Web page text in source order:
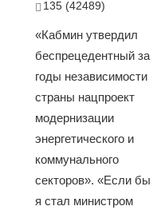
135 (42489)
«Кабмин утвердил
беспрецедентный за
годы независимости
страны нацпроект
модернизации
энергетического и
коммунального
секторов». «Если бы
я стал министром